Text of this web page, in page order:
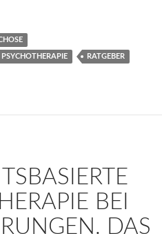
A Road Map to Hope and
PSYCHOTHERAPIE RATGEBER
BEI
DAS